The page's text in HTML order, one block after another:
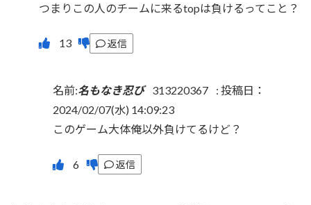
つまりこの人のチームに来るtopは負けるってこと？
返信
名前:名もなき忍び 313220367 : 投稿日：
2024/02/07(水) 14:09:23
このゲーム大体俺以外負けてるけど？
返信